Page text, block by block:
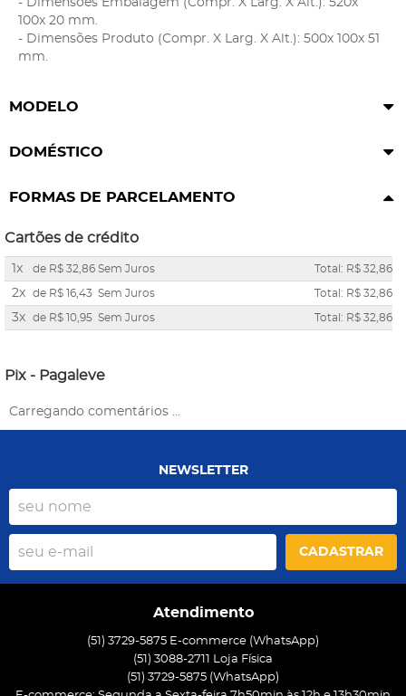
- Dimensões Embalagem (Compr. X Larg. X Alt.): 520x
100x 20 mm.
- Dimensões Produto (Compr. X Larg. X Alt.): 500x 100x 51
mm.
MODELO
DOMÉSTICO
FORMAS DE PARCELAMENTO
Cartões de crédito
1x de R$ 32,86 Sem Juros Total: R$ 32,86
2x de R$ 16,43 Sem Juros Total: R$ 32,86
3x de R$ 10,95 Sem Juros Total: R$ 32,86
Pix - Pagaleve
Carregando comentários ...
NEWSLETTER
CADASTRAR
Atendimento
(51) 3729-5875 E-commerce (WhatsApp)
(51) 3088-2711 Loja Física
(51) 3729-5875 (WhatsApp)